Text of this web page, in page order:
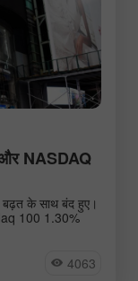
NASDAQ
के साथ बंद हुए।
100 1.30%
4063